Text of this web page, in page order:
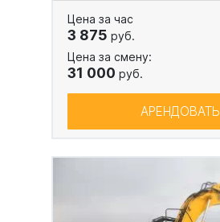
Цена за час
3 875 руб.
Цена за смену:
31 000 руб.
АРЕНДОВАТЬ